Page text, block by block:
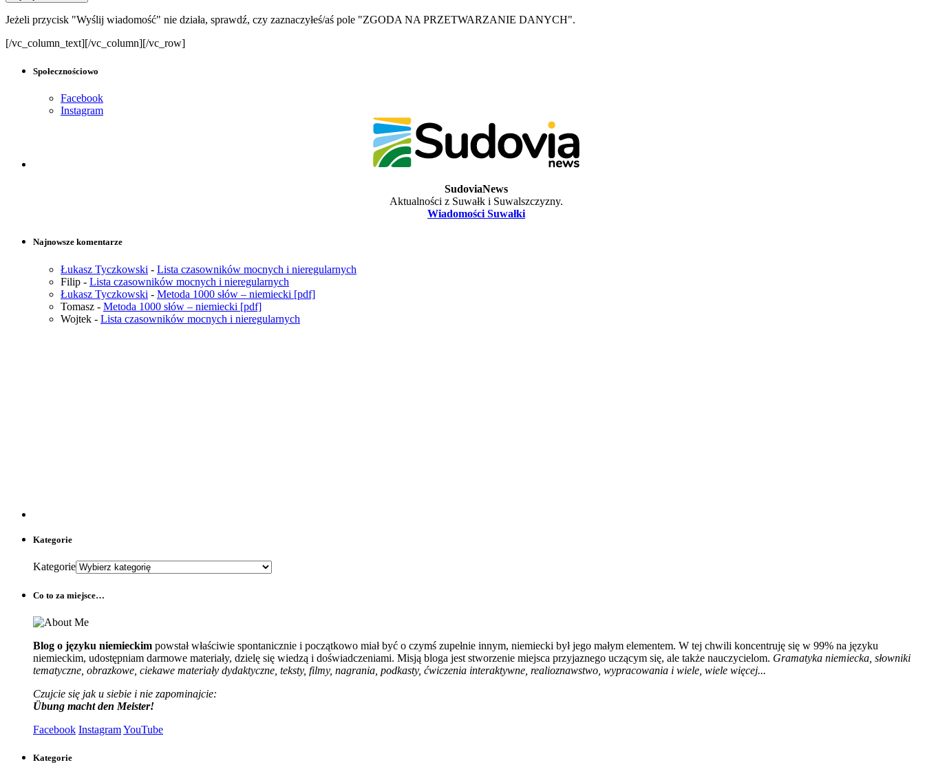
Jeżeli przycisk "Wyślij wiadomość" nie działa, sprawdź, czy zaznaczyłeś/aś pole "ZGODA NA PRZETWARZANIE DANYCH".
[/vc_column_text][/vc_column][/vc_row]
Społecznościowo
Facebook
Instagram
SudoviaNews
Aktualności z Suwałk i Suwalszczyzny.
Wiadomości Suwałki
Najnowsze komentarze
Łukasz Tyczkowski - Lista czasowników mocnych i nieregularnych
Filip - Lista czasowników mocnych i nieregularnych
Łukasz Tyczkowski - Metoda 1000 słów – niemiecki [pdf]
Tomasz - Metoda 1000 słów – niemiecki [pdf]
Wojtek - Lista czasowników mocnych i nieregularnych
Kategorie
Kategorie
Co to za miejsce…
Blog o języku niemieckim powstał właściwie spontanicznie i początkowo miał być o czymś zupełnie innym, niemiecki był jego małym elementem. W tej chwili koncentruję się w 99% na języku
niemieckim, udostępniam darmowe materiały, dzielę się wiedzą i doświadczeniami. Misją bloga jest stworzenie miejsca przyjaznego uczącym się, ale także nauczycielom. Gramatyka niemiecka, słowniki
tematyczne, obrazkowe, ciekawe materiały dydaktyczne, teksty, filmy, nagrania, podkasty, ćwiczenia interaktywne, realioznawstwo, wypracowania i wiele, wiele więcej...
Czujcie się jak u siebie i nie zapominajcie:
Übung macht den Meister!
Facebook InstagramYouTube
Kategorie